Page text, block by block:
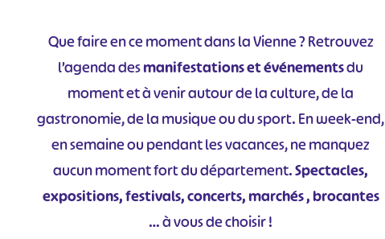
Que faire en ce moment dans la Vienne ? Retrouvez
l’agenda desmanifestations et événementsdu
moment et à venir autour de la culture, de la
gastronomie, de la musique ou du sport. En week-end,
en semaine ou pendant les vacances, ne manquez
aucun moment fort du département.Spectacles,
expositions, festivals, concerts, marchés , brocantes
… à vous de choisir !